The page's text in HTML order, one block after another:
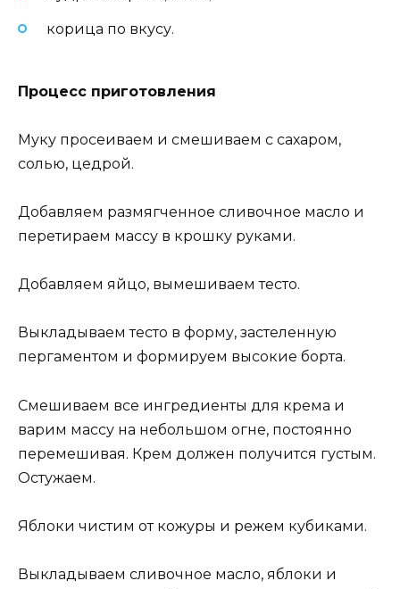
корица по вкусу.
Процесс приготовления
Муку просеиваем и смешиваем с сахаром,
солью, цедрой.
Добавляем размягченное сливочное масло и
перетираем массу в крошку руками.
Добавляем яйцо, вымешиваем тесто.
Выкладываем тесто в форму, застеленную
пергаментом и формируем высокие борта.
Смешиваем все ингредиенты для крема и
варим массу на небольшом огне, постоянно
перемешивая. Крем должен получится густым.
Остужаем.
Яблоки чистим от кожуры и режем кубиками.
Выкладываем сливочное масло, яблоки и